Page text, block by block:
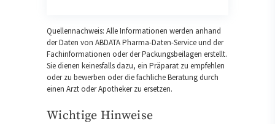
Quellennachweis: Alle Informationen werden anhand
der Daten von ABDATA Pharma-Daten-Service und der
Fachinformationen oder der Packungsbeilagen erstellt.
Sie dienen keinesfalls dazu, ein Präparat zu empfehlen
oder zu bewerben oder die fachliche Beratung durch
einen Arzt oder Apotheker zu ersetzen.
Wichtige Hinweise